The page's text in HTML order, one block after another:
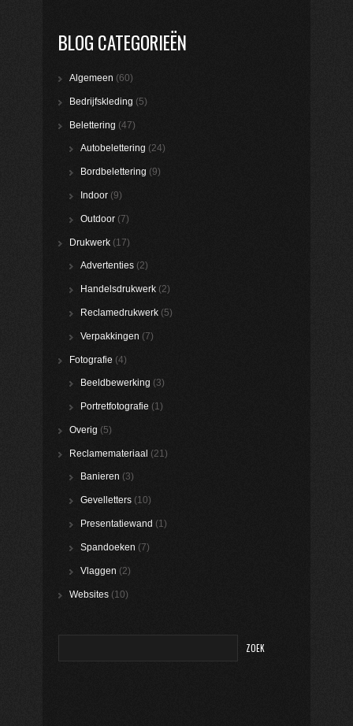
BLOG CATEGORIEËN
Algemeen (60)
Bedrijfskleding (5)
Belettering (47)
Autobelettering (24)
Bordbelettering (9)
Indoor (9)
Outdoor (7)
Drukwerk (17)
Advertenties (2)
Handelsdrukwerk (2)
Reclamedrukwerk (5)
Verpakkingen (7)
Fotografie (4)
Beeldbewerking (3)
Portretfotografie (1)
Overig (5)
Reclamemateriaal (21)
Banieren (3)
Gevelletters (10)
Presentatiewand (1)
Spandoeken (7)
Vlaggen (2)
Websites (10)